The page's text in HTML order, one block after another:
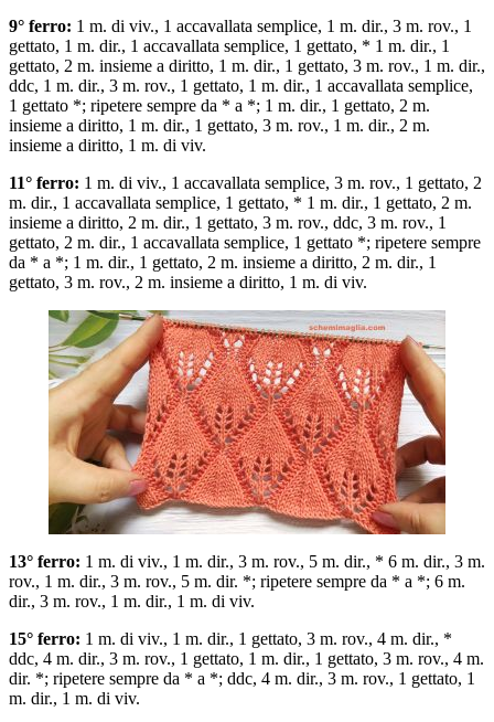
9° ferro: 1 m. di viv., 1 accavallata semplice, 1 m. dir., 3 m. rov., 1
gettato, 1 m. dir., 1 accavallata semplice, 1 gettato, * 1 m. dir., 1
gettato, 2 m. insieme a diritto, 1 m. dir., 1 gettato, 3 m. rov., 1 m. dir.,
ddc, 1 m. dir., 3 m. rov., 1 gettato, 1 m. dir., 1 accavallata semplice,
1 gettato *; ripetere sempre da * a *; 1 m. dir., 1 gettato, 2 m.
insieme a diritto, 1 m. dir., 1 gettato, 3 m. rov., 1 m. dir., 2 m.
insieme a diritto, 1 m. di viv.
11° ferro: 1 m. di viv., 1 accavallata semplice, 3 m. rov., 1 gettato, 2
m. dir., 1 accavallata semplice, 1 gettato, * 1 m. dir., 1 gettato, 2 m.
insieme a diritto, 2 m. dir., 1 gettato, 3 m. rov., ddc, 3 m. rov., 1
gettato, 2 m. dir., 1 accavallata semplice, 1 gettato *; ripetere sempre
da * a *; 1 m. dir., 1 gettato, 2 m. insieme a diritto, 2 m. dir., 1
gettato, 3 m. rov., 2 m. insieme a diritto, 1 m. di viv.
13° ferro: 1 m. di viv., 1 m. dir., 3 m. rov., 5 m. dir., * 6 m. dir., 3 m.
rov., 1 m. dir., 3 m. rov., 5 m. dir. *; ripetere sempre da * a *; 6 m.
dir., 3 m. rov., 1 m. dir., 1 m. di viv.
15° ferro: 1 m. di viv., 1 m. dir., 1 gettato, 3 m. rov., 4 m. dir., *
ddc, 4 m. dir., 3 m. rov., 1 gettato, 1 m. dir., 1 gettato, 3 m. rov., 4 m.
dir. *; ripetere sempre da * a *; ddc, 4 m. dir., 3 m. rov., 1 gettato, 1
m. dir., 1 m. di viv.